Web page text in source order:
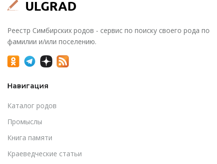
Реестр Симбирских родов - сервис по поиску своего рода по
фамилии и/или поселению.
Навигация
Каталог родов
Промыслы
Книга памяти
Краеведческие статьи